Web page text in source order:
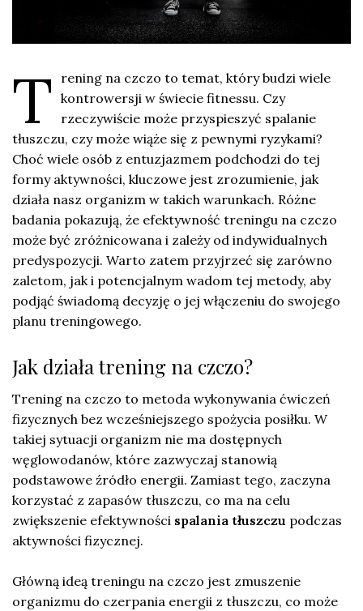
T
rening na czczo to temat, który budzi wiele
kontrowersji w świecie fitnessu. Czy
rzeczywiście może przyspieszyć spalanie
tłuszczu, czy może wiąże się z pewnymi ryzykami?
Choć wiele osób z entuzjazmem podchodzi do tej
formy aktywności, kluczowe jest zrozumienie, jak
działa nasz organizm w takich warunkach. Różne
badania pokazują, że efektywność treningu na czczo
może być zróżnicowana i zależy od indywidualnych
predyspozycji. Warto zatem przyjrzeć się zarówno
zaletom, jak i potencjalnym wadom tej metody, aby
podjąć świadomą decyzję o jej włączeniu do swojego
planu treningowego.
Jak działa trening na czczo?
Trening na czczo to metoda wykonywania ćwiczeń
fizycznych bez wcześniejszego spożycia posiłku. W
takiej sytuacji organizm nie ma dostępnych
węglowodanów, które zazwyczaj stanowią
podstawowe źródło energii. Zamiast tego, zaczyna
korzystać z zapasów tłuszczu, co ma na celu
zwiększenie efektywności spalania tłuszczu podczas
aktywności fizycznej.
Główną ideą treningu na czczo jest zmuszenie
organizmu do czerpania energii z tłuszczu, co może